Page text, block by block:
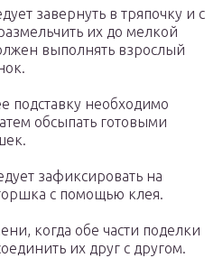
завернуть в тряпочку и с
их до мелкой
выполнять взрослый
подставку необходимо
обсыпать готовыми
зафиксировать на
с помощью клея.
когда обе части поделки
их друг с другом.